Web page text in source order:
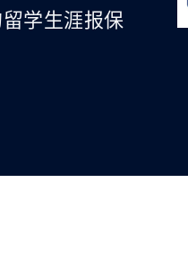
学生涯报保